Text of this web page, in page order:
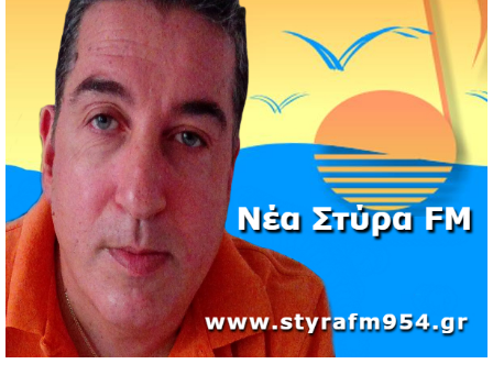
Νέος πρόεδρος στον Αθλητικό Όμιλο Νέων Στύρων ο
Αντώνης Κουμάκης
11/05/2026 | 16:32
Formula 1: Κυριαρχία Αντονέλι στο Μαϊάμι και αύξηση
διαφοράς στη βαθμολογία
03/05/2026 | 19:35
Αυξήσεις στην αμόλυβδη βενζίνη σε υψηλά επίπεδα από
την αρχή της κρίσης
03/05/2026 | 10:30
Χιόνισε σε Πάρνηθα και Πεντέλη – Διακοπή κυκλοφορίας
στη Λ. Πάρνηθος
03/05/2026 | 09:49
Πιέσεις στην παγκόσμια αγορά πετρελαίου και